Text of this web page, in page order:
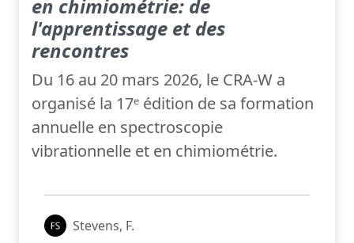
en chimiométrie: de
l'apprentissage et des
rencontres
Du 16 au 20 mars 2026, le CRA-W a
organisé la 17ᵉ édition de sa formation
annuelle en spectroscopie
vibrationnelle et en chimiométrie.
Stevens, F.